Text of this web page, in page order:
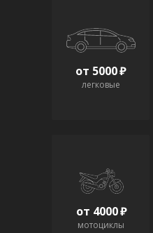
от 5000
легковые
от 4000
мотоциклы